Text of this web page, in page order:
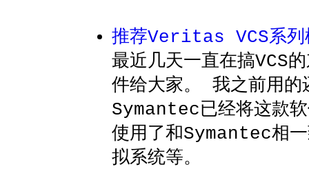
推荐Veritas VCS系列
最近几天一直在搞VCS
件给大家。 我之前用
Symantec已经将这款
使用了和Symantec相
拟系统等。